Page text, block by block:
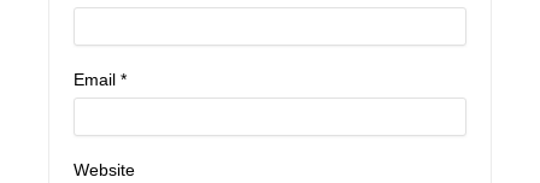
Email *
Website